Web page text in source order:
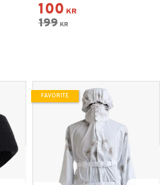
100 KR
199 KR
FAVORITE